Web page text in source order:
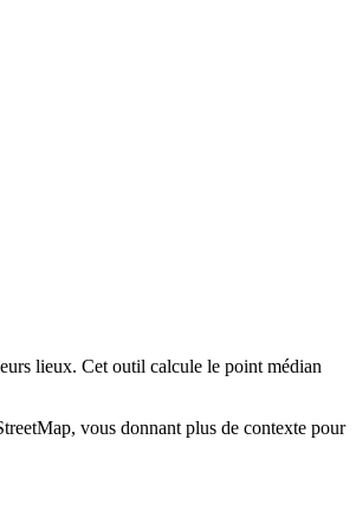
lieux. Cet outil calcule le point médian
vous donnant plus de contexte pour